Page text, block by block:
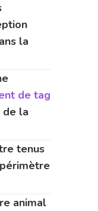
la
de tag
de la
tenus
animal